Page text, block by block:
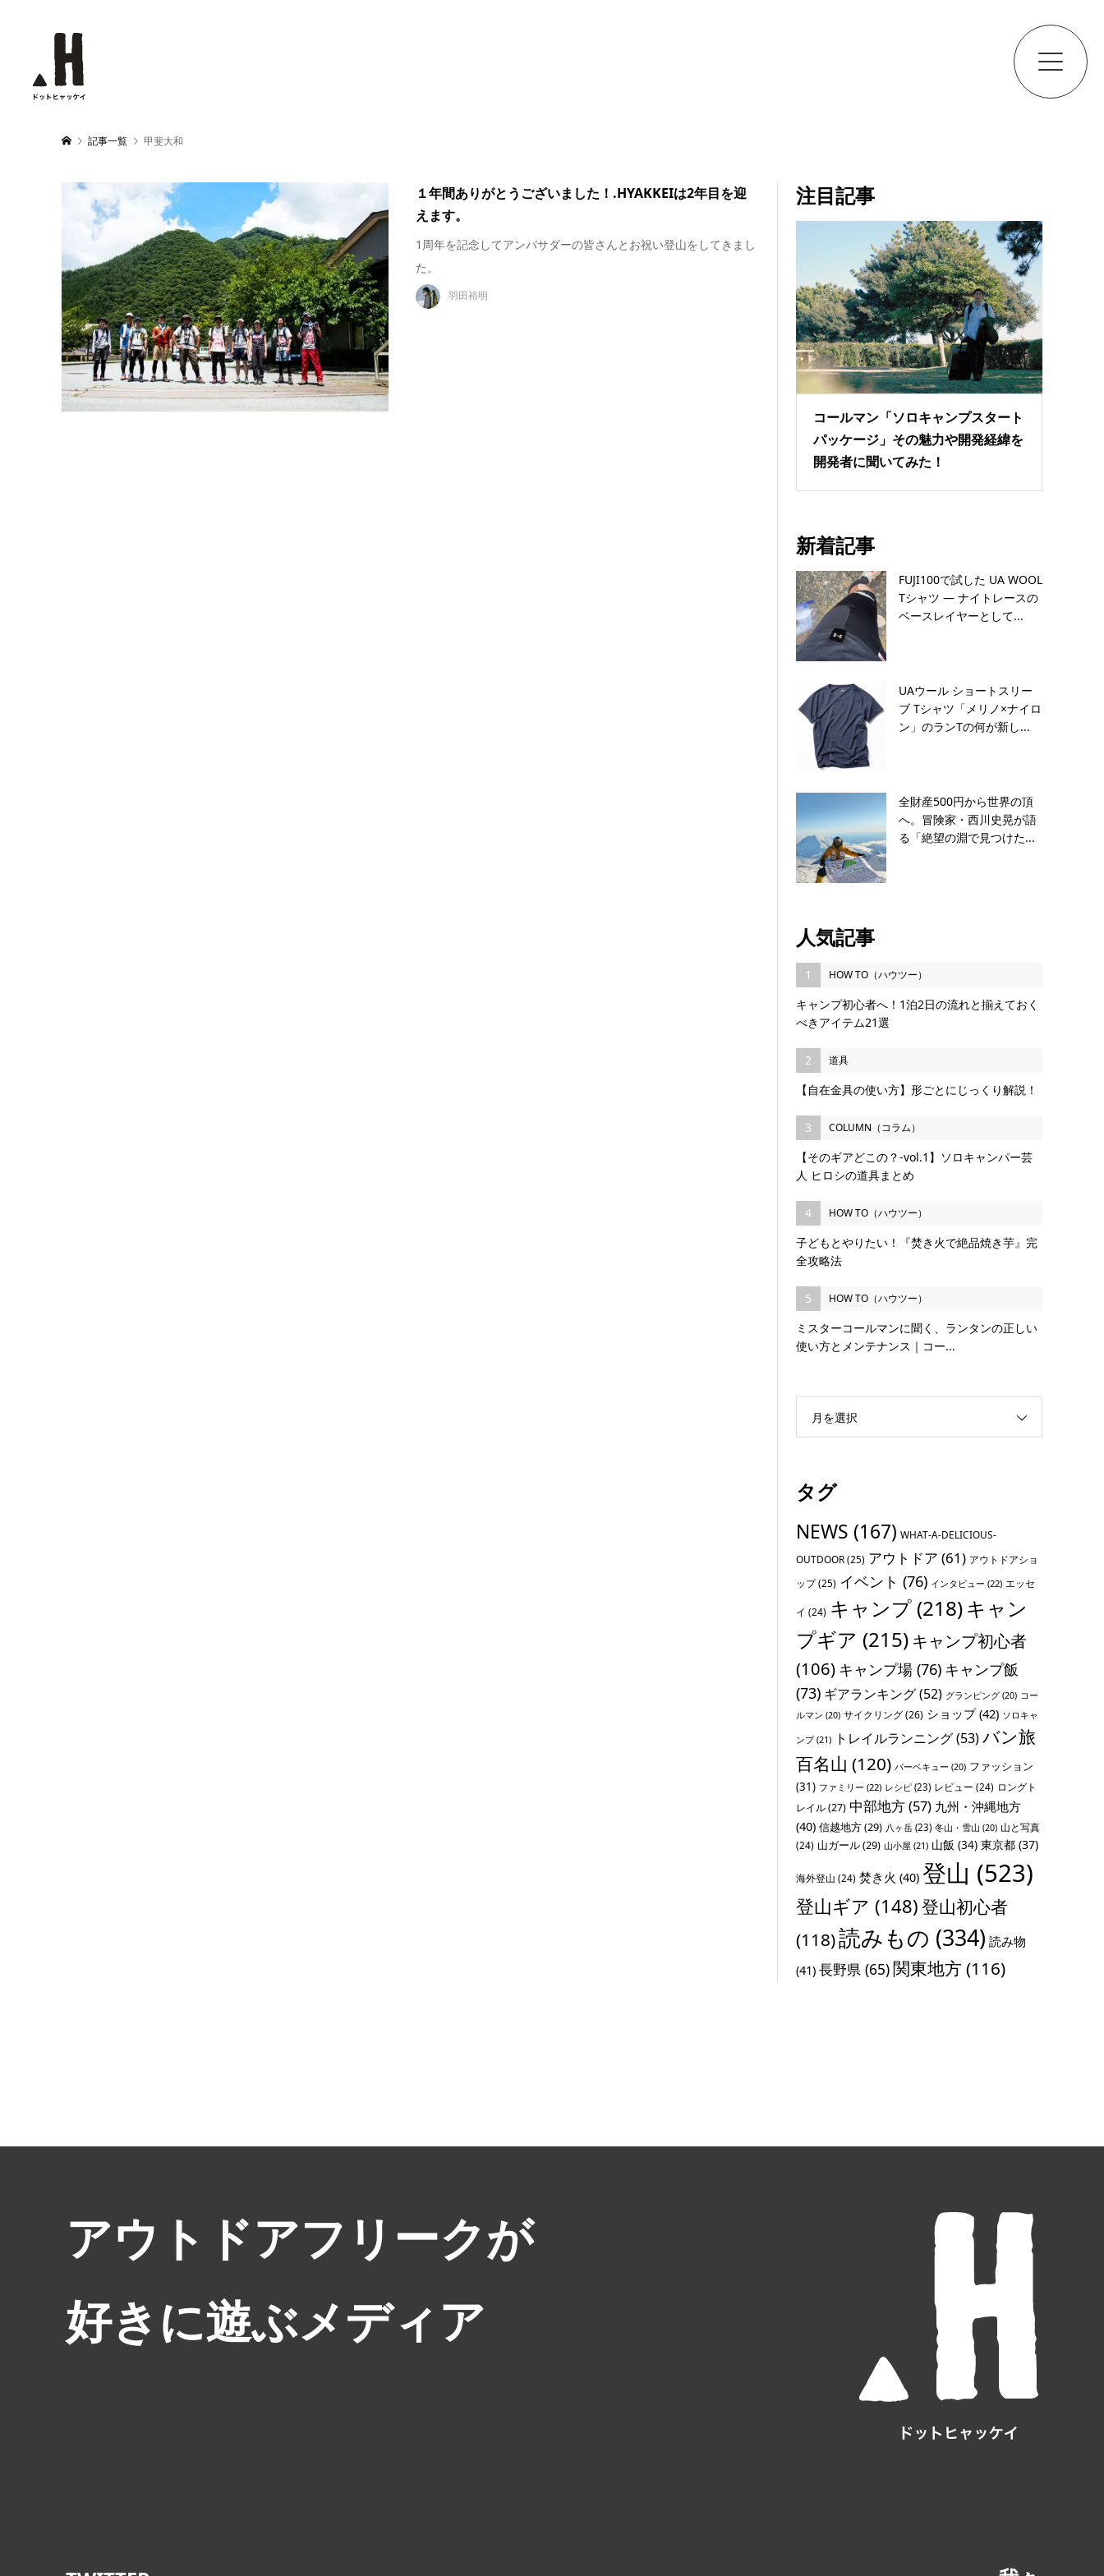
記事一覧 甲斐大和
１年間ありがとうございました！.HYAKKEIは2年目を迎
えます。
1周年を記念してアンバサダーの皆さんとお祝い登山をしてきまし
た。
羽田裕明
注目記事
コールマン「ソロキャンプスタート
パッケージ」その魅力や開発経緯を
開発者に聞いてみた！
新着記事
FUJI100で試した UA WOOL
Tシャツ — ナイトレースの
ベースレイヤーとして...
UAウール ショートスリー
ブ Tシャツ「メリノ×ナイロ
ン」のランTの何が新し...
全財産500円から世界の頂
へ。冒険家・西川史晃が語
る「絶望の淵で見つけた...
人気記事
1 HOW TO（ハウツー）
キャンプ初心者へ！1泊2日の流れと揃えておく
べきアイテム21選
2 道具
【自在金具の使い方】形ごとにじっくり解説！
3 COLUMN（コラム）
【そのギアどこの？-vol.1】ソロキャンパー芸
人 ヒロシの道具まとめ
4 HOW TO（ハウツー）
子どもとやりたい！『焚き火で絶品焼き芋』完
全攻略法
5 HOW TO（ハウツー）
ミスターコールマンに聞く、ランタンの正しい
使い方とメンテナンス｜コー...
月を選択
タグ
NEWS (167) WHAT-A-DELICIOUS-
OUTDOOR(25) アウトドア (61) アウトドアショ
ップ(25) イベント (76) インタビュー (22) エッセ
イ (24) キャンプ (218)キャン
プギア (215) キャンプ初心者
(106) キャンプ場 (76) キャンプ飯
(73) ギアランキング(52) グランピング (20) コー
ルマン (20) サイクリング(26) ショップ(42) ソロキャ
ンプ(21) トレイルランニング(53)バン旅
百名山 (120) バーベキュー (20) ファッション
(31) ファミリー (22) レシピ (23) レビュー (24) ロングト
レイル(27) 中部地方(57) 九州・沖縄地方
(40) 信越地方(29) 八ヶ岳 (23) 冬山・雪山 (20) 山と写真
(24) 山ガール(29) 山小屋 (21) 山飯 (34) 東京都 (37)
海外登山 (24) 焚き火 (40) 登山 (523)
登山ギア (148)登山初心者
(118)読みもの (334) 読み物
(41) 長野県 (65)関東地方(116)
アウトドアフリークが
好きに遊ぶメディア